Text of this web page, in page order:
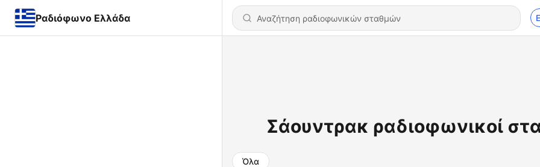
Ραδιόφωνο Ελλάδα
Σάουντρακ ραδιοφωνικοί
Όλα